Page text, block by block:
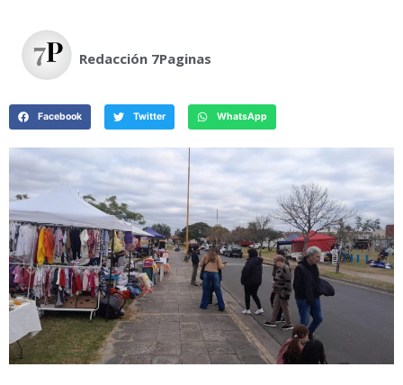
Redacción 7Paginas
Facebook Twitter WhatsApp